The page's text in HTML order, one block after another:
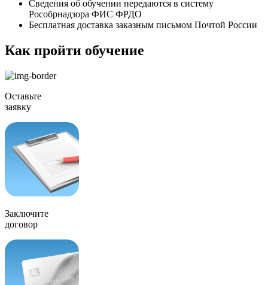
Сведения об обучении передаются в систему
Рособрнадзора ФИС ФРДО
Бесплатная доставка заказным письмом Почтой России
Как пройти обучение
Оставьте
заявку
Заключите
договор